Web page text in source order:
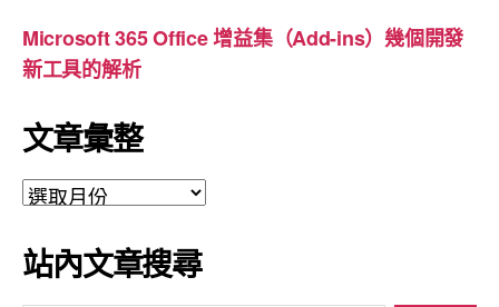
Microsoft 365 Office 增益集（Add-ins）幾個開發
新工具的解析
文章彙整
文
彙
整
站內文章搜尋